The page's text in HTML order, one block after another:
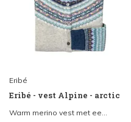
Eribé
Eribé - vest Alpine - arctic
Warm merino vest met ee...